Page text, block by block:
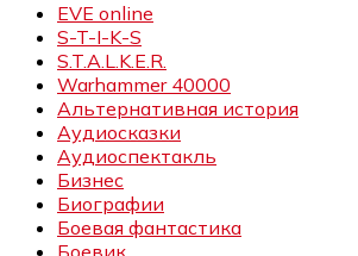
EVE online
S-T-I-K-S
S.T.A.L.K.E.R.
Warhammer 40000
Альтернативная история
Аудиосказки
Аудиоспектакль
Бизнес
Биографии
Боевая фантастика